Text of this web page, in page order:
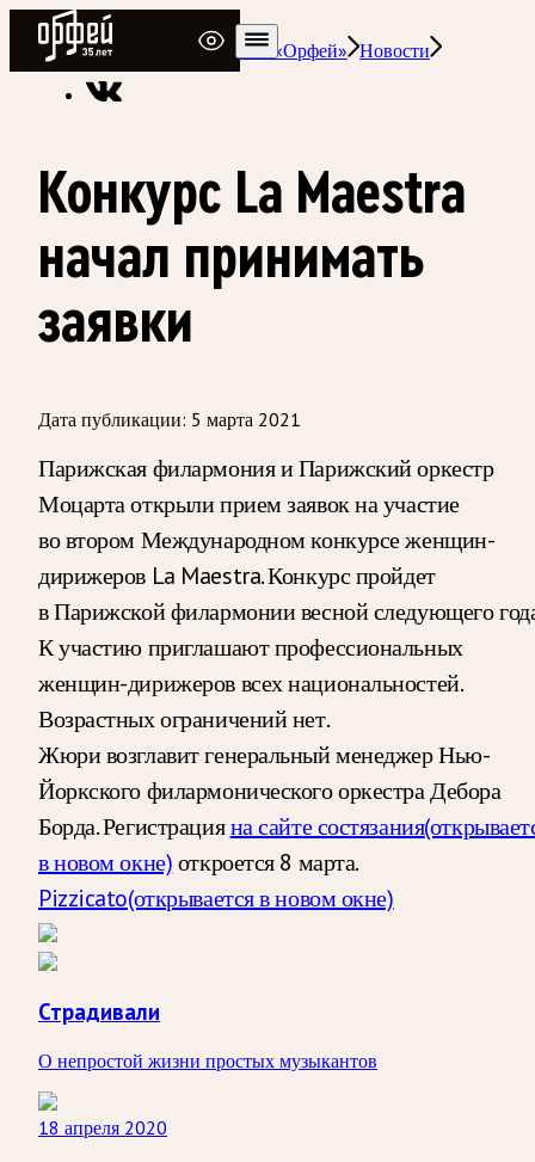
Радио Орфей
Радио классической музыки «Орфей» Новости
Конкурс La Maestra
начал принимать
заявки
Дата публикации: 5 марта 2021
Парижская филармония и Парижский оркестр
Моцарта открыли прием заявок на участие
во втором Международном конкурсе женщин-
дирижеров La Maestra.Конкурс пройдет
в Парижской филармонии весной следующего
К участию приглашают профессиональных
женщин-дирижеров всех национальностей.
Возрастных ограничений нет.
Жюри возглавит генеральный менеджер Нью-
Йоркского филармонического оркестра Дебора
Борда. Регистрацияна сайте состязания
в новом окне)откроется 8 марта.
Pizzicato(открывается в новом окне)
Страдивали
О непростой жизни простых музыкантов
18 апреля 2020